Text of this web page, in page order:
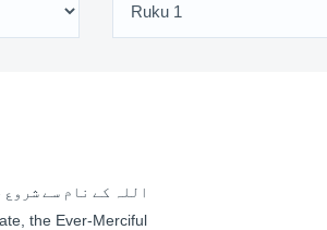
اللہ کے نام سے
the Ever-Merciful